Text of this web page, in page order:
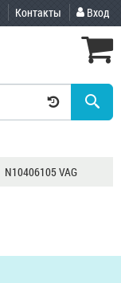
Контакты Вход
N10406105 VAG